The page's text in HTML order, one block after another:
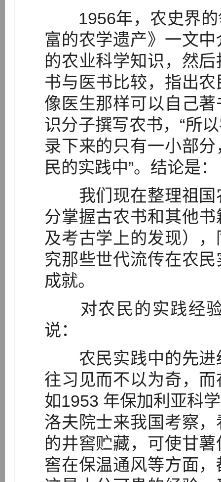
1956年，农史界的
富的农学遗产》一文
的农业科学知识，然
书与医书比较，指出
像医生那样可以自己
识分子撰写农书，“所
录下来的只有一小部
民的实践中”。结论是：
我们现在整理祖国
分掌握古农书和其他
及考古学上的发现）
究那些世代流传在农
成就。
对农民的实践经验
说：
农民实践中的先进
往习见而不以为奇，
如1953 年保加利亚科
洛夫院士来我国考察
的井窖贮藏，可使甘
窖在保温通风等方面